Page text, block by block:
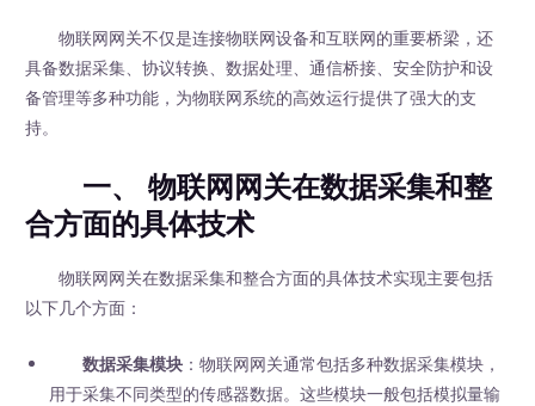
物联网网关不仅是连接物联网设备和互联网的重要桥梁，还
具备数据采集、协议转换、数据处理、通信桥接、安全防护和设
备管理等多种功能，为物联网系统的高效运行提供了强大的支
持。
一、 物联网网关在数据采集和整
合方面的具体技术
物联网网关在数据采集和整合方面的具体技术实现主要包括
以下几个方面：
数据采集模块 ：物联网网关通常包括多种数据采集模块，
用于采集不同类型的传感器数据。这些模块一般包括模拟量输